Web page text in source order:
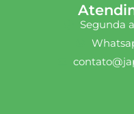
Segunda